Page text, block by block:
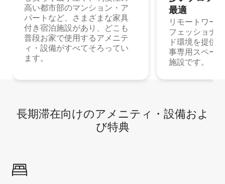
高い都市部のマンション・ア
パートなど、さまざまな家具
付き宿泊施設があり、どこも
普段お家で使用するアメニテ
ィ・設備がすべてそろってい
ます。
最⁠適
リモートワー
フェッショナ
ド環境を提供
事専用スペー
施設です。
長期滞在向け⁠のア⁠メ⁠ニ⁠テ⁠ィ⁠・設⁠備⁠およ
び特⁠典